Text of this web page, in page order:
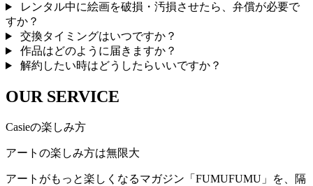
レンタル中に絵画を破損・汚損させたら、弁償が必要で
すか？
交換タイミングはいつですか？
作品はどのように届きますか？
解約したい時はどうしたらいいですか？
OUR SERVICE
Casieの楽しみ方
アートの楽しみ方は無限大
アートがもっと楽しくなるマガジン「FUMUFUMU」を、隔